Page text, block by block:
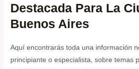
Destacada Para La
Buenos Aires
Aquí encontrarás toda una información
principiante o especialista, sobre temas